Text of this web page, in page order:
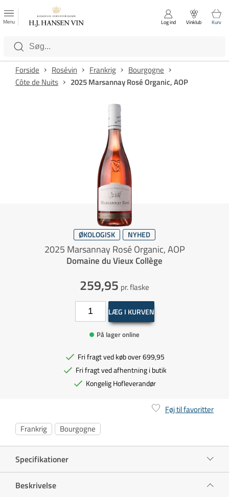
Luk
Kategorier
Menu Log ind Vinklub Kurv
Forside Rosévin Frankrig
Bourgogne
Côte de Nuits
2025 Marsannay Rosé Organic, AOP
ØKOLOGISK NYHED
2025 Marsannay Rosé Organic, AOP
Domaine du Vieux Collège
259,95 pr. flaske
LÆG I KURVEN
På lager online
Fri fragt ved køb over 699,95
Fri fragt ved afhentning i butik
Kongelig Hofleverandør
Føj til favoritter
Frankrig
Bourgogne
Specifikationer
Beskrivelse